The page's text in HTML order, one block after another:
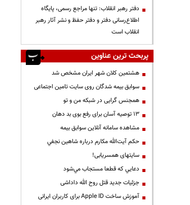
دفتر رهبر انقلاب: تنها مراجع رسمی، پایگاه
اطلاع‌رسانی دفتر و دفتر حفظ و نشر آثار رهبر
انقلاب است
پربحث ترین عناوین
هشتمین کلان شهر ایران مشخص شد
سوابق بیمه شدگان روی سایت تامین اجتماعی
همجنس گرایی در شبکه من و تو
13 توصیه آسان برای رفع بوی بد دهان
مشاهده سامانه آنلاين سوابق بیمه
حكم آيت‌الله مكارم درباره شاهين نجفي
سایتهای همسریابی!
دعايي كه قطعا مستجاب مي‌شود
جزئیات جدید قتل روح الله داداشی
آموزش ساخت Apple ID برای کاربران ایرانی